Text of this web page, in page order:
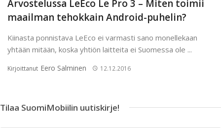
Arvostelussa LeEco Le Pro 3 – Miten toimii
maailman tehokkain Android-puhelin?
Kiinasta ponnistava LeEco ei varmasti sano monellekaan
yhtään mitään, koska yhtiön laitteita ei Suomessa ole ...
Kirjoittanut Eero Salminen 12.12.2016
Tilaa SuomiMobiilin uutiskirje!